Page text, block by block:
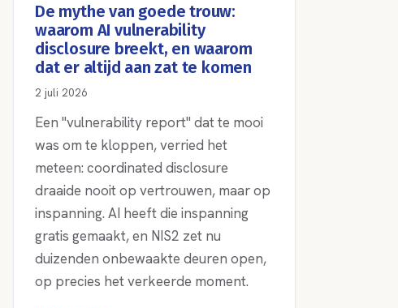
De mythe van goede trouw:
waarom AI vulnerability
disclosure breekt, en waarom
dat er altijd aan zat te komen
2 juli 2026
Een "vulnerability report" dat te mooi
was om te kloppen, verried het
meteen: coordinated disclosure
draaide nooit op vertrouwen, maar op
inspanning. AI heeft die inspanning
gratis gemaakt, en NIS2 zet nu
duizenden onbewaakte deuren open,
op precies het verkeerde moment.